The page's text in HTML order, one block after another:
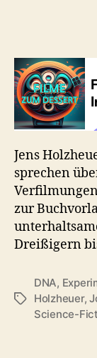
Jens
sprechen
zur
Dreißigern
Schlagwörter
DNA,
Holzheuer,
Science-